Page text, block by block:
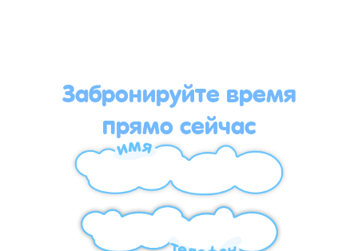
Забронируйте время
прямо сейчас